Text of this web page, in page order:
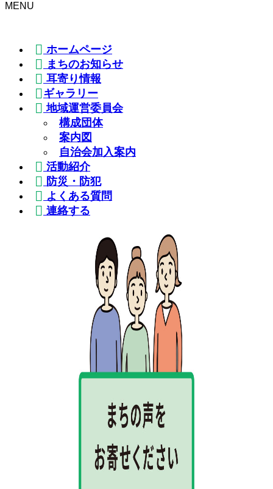
MENU
ホームページ
まちのお知らせ
耳寄り情報
ギャラリー
地域運営委員会
構成団体
案内図
自治会加入案内
活動紹介
防災・防犯
よくある質問
連絡する